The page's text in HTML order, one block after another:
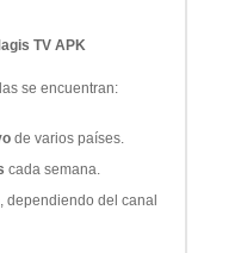
TV APK
se encuentran:
de varios países.
cada semana.
, dependiendo del canal